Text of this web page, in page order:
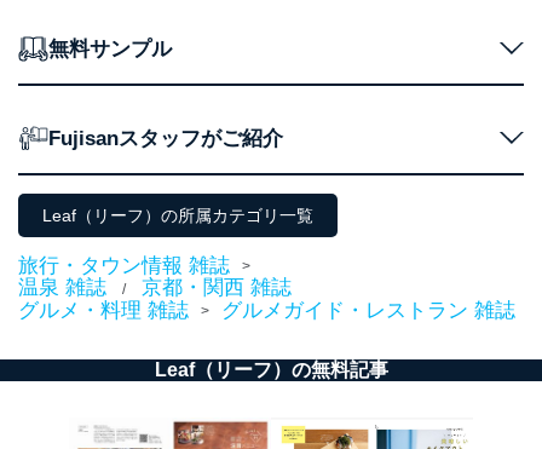
無料サンプル
Fujisanスタッフがご紹介
Leaf（リーフ）の所属カテゴリ一覧
旅行・タウン情報 雑誌 >
温泉 雑誌 /
京都・関西 雑誌
グルメ・料理 雑誌
> グルメガイド・レストラン 雑誌
Leaf（リーフ）の無料記事